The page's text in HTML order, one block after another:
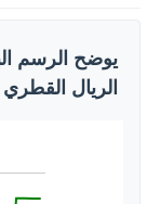
يوضح الرسم
الريال القطري